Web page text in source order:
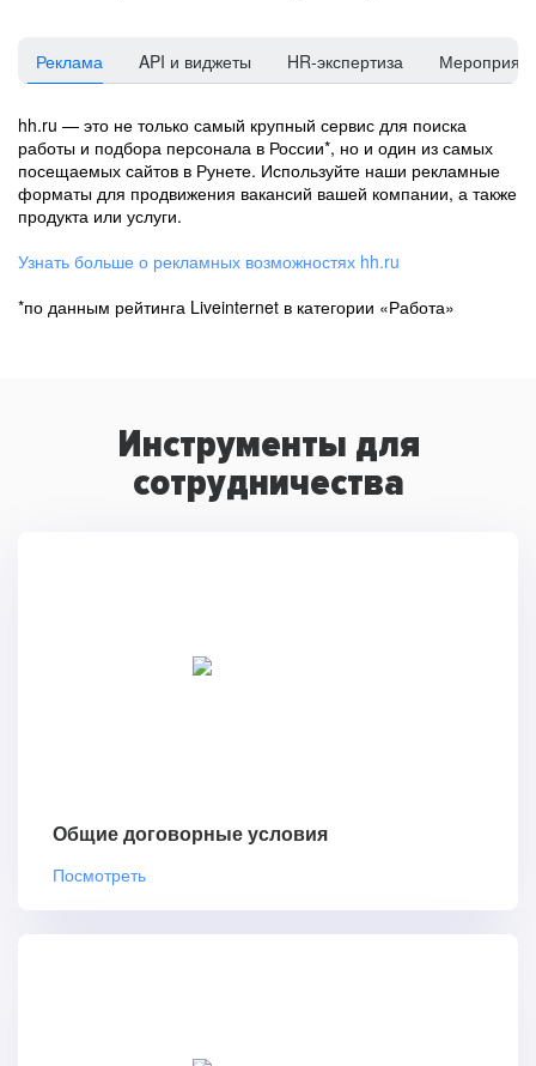
Реклама API и виджеты HR-экспертиза
hh.ru — это не только самый крупный сервис для поиска
работы и подбора персонала в России*, но и один из самых
посещаемых сайтов в Рунете. Используйте наши рекламные
форматы для продвижения вакансий вашей компании, а также
продукта или услуги.
Узнать больше о рекламных возможностях hh.ru
*по данным рейтинга Liveinternet в категории «Работа»
Инструменты для
сотрудничества
Общие договорные условия
Посмотреть